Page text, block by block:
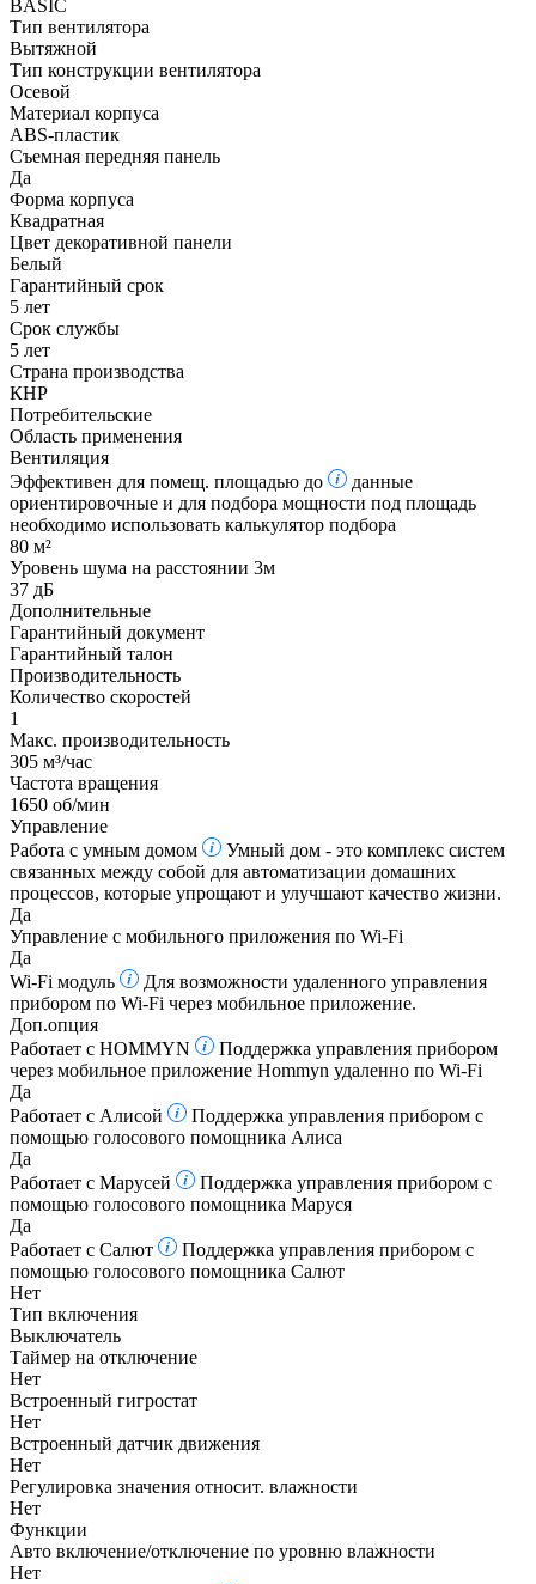
BASIC
Тип вентилятора
Вытяжной
Тип конструкции вентилятора
Осевой
Материал корпуса
ABS-пластик
Съемная передняя панель
Да
Форма корпуса
Квадратная
Цвет декоративной панели
Белый
Гарантийный срок
5 лет
Срок службы
5 лет
Страна производства
КНР
Потребительские
Область применения
Вентиляция
Эффективен для помещ. площадью до
данные
ориентировочные и для подбора мощности под площадь
необходимо использовать калькулятор подбора
80 м²
Уровень шума на расстоянии 3м
37 дБ
Дополнительные
Гарантийный документ
Гарантийный талон
Производительность
Количество скоростей
1
Макс. производительность
305 м³/час
Частота вращения
1650 об/мин
Управление
Работа с умным домом
Умный дом - это комплекс систем
связанных между собой для автоматизации домашних
процессов, которые упрощают и улучшают качество жизни.
Да
Управление c мобильного приложения по Wi-Fi
Да
Wi-Fi модуль
Для возможности удаленного управления
прибором по Wi-Fi через мобильное приложение.
Доп.опция
Работает с HOMMYN
Поддержка управления прибором
через мобильное приложение Hommyn удаленно по Wi-Fi
Да
Работает с Алисой
Поддержка управления прибором с
помощью голосового помощника Алиса
Да
Работает с Марусей
Поддержка управления прибором с
помощью голосового помощника Маруся
Да
Работает с Салют
Поддержка управления прибором с
помощью голосового помощника Салют
Нет
Тип включения
Выключатель
Таймер на отключение
Нет
Встроенный гигростат
Нет
Встроенный датчик движения
Нет
Регулировка значения относит. влажности
Нет
Функции
Авто включение/отключение по уровню влажности
Нет